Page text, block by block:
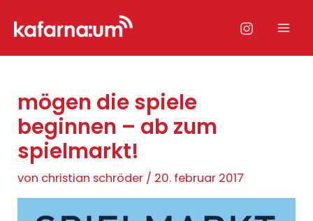
Inhalt
mögen die spiele
beginnen – ab zum
spielmarkt!
von christian schröder / 20. februar 2017